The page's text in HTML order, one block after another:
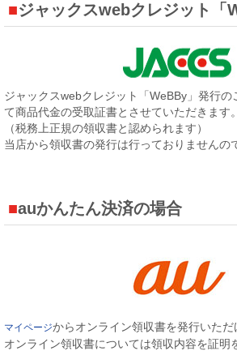
ジャックスwebクレジット「
ジャックスwebクレジット「WeBBy」発行の
て商品代金の受取証書とさせていただきます。
（税務上正規の領収書と認められます）
当店から領収書の発行は行っておりませんの
auかんたん決済の場合
マイページからオンライン領収書を発行いただ
オンライン領収書については領収内容を証明